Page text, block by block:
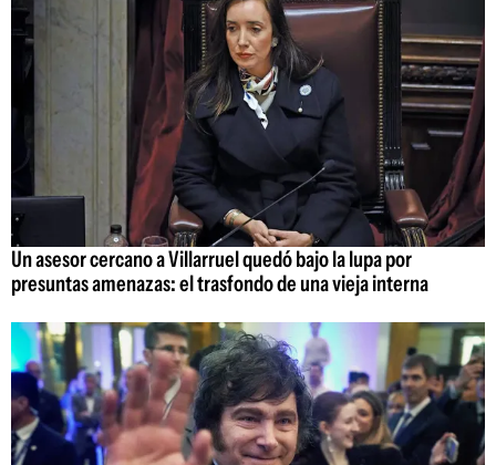
Un asesor cercano a Villarruel quedó bajo la lupa por
presuntas amenazas: el trasfondo de una vieja interna